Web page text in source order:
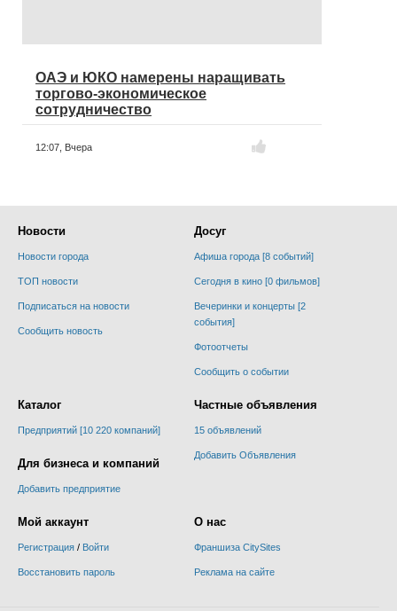
ОАЭ и ЮКО намерены наращивать
торгово-экономическое
сотрудничество
12:07, Вчера
Новости
Новости города
ТОП новости
Подписаться на новости
Сообщить новость
Досуг
Афиша города [8 событий]
Сегодня в кино [0 фильмов]
Вечеринки и концерты [2
события]
Фотоотчеты
Сообщить о событии
Каталог
Предприятий [10 220 компаний]
Для бизнеса и компаний
Добавить предприятие
Частные объявления
15 объявлений
Добавить Объявления
Мой аккаунт
Регистрация / Войти
Восстановить пароль
О нас
Франшиза CitySites
Реклама на сайте